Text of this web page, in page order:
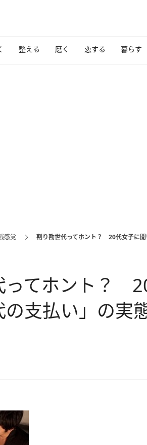
整える 磨く 恋する 暮らす
感覚 割り勘世代ってホント？ 20代女子に
ってホント？
の支払い」の実